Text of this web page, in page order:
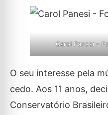
Carol Panesi –
O seu interesse pela
cedo. Aos 11 anos,
Conservatório